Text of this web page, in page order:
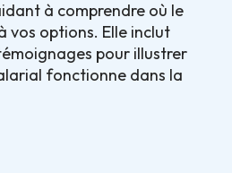
à comprendre où le
vos options. Elle inclut
pour illustrer
fonctionne dans la